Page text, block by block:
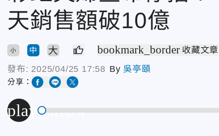
天銷售額破10億
小 中 大 bookmark_border 收藏文章
發布: 2025/04/25 17:58 By 吳亭頤
分享：
play_arrow